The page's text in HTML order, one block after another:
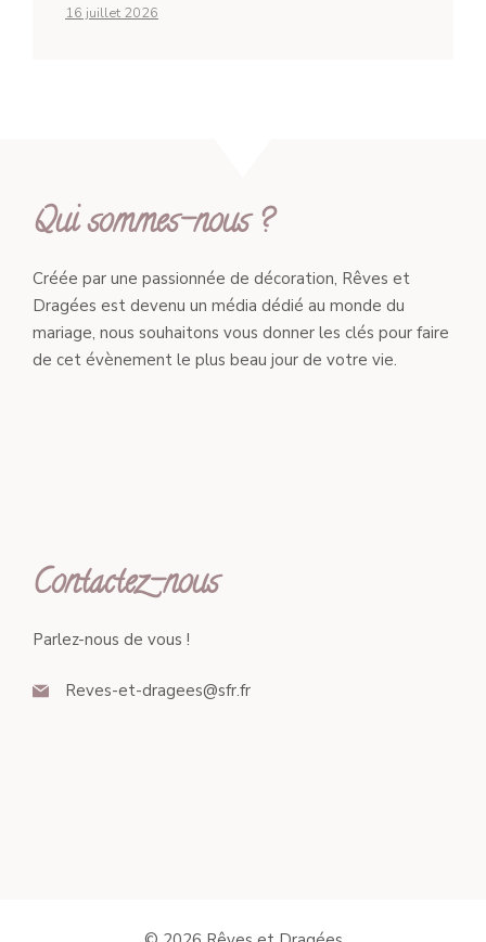
16 juillet 2026
Qui sommes-nous ?
Créée par une passionnée de décoration, Rêves et
Dragées est devenu un média dédié au monde du
mariage, nous souhaitons vous donner les clés pour faire
de cet évènement le plus beau jour de votre vie.
Contactez-nous
Parlez-nous de vous !
Reves-et-dragees@sfr.fr